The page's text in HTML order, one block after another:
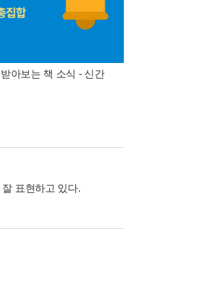
아보는 책 소식 - 신간
표현하고 있다.